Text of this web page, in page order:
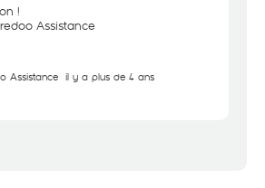
!
Assistance
Assistance il y a plus de 4 ans